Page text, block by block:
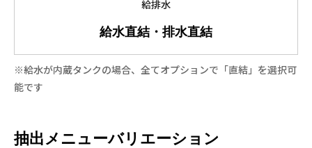
給排水
給水直結・排水直結
※給水が内蔵タンクの場合、全てオプションで「直結」を選択可
能です
抽出メニューバリエーション